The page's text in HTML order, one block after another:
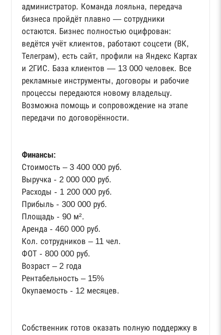
администратор. Команда лояльна, передача
бизнеса пройдёт плавно — сотрудники
остаются. Бизнес полностью оцифрован:
ведётся учёт клиентов, работают соцсети (ВК,
Телеграм), есть сайт, профили на Яндекс Картах
и 2ГИС. База клиентов — 13 000 человек. Все
рекламные инструменты, договоры и рабочие
процессы передаются новому владельцу.
Возможна помощь и сопровождение на этапе
передачи по договорённости.
Финансы:
Стоимость – 3 400 000 руб.
Выручка - 2 000 000 руб.
Расходы - 1 200 000 руб.
Прибыль - 300 000 руб.
Площадь - 90 м².
Аренда - 460 000 руб.
Кол. сотрудников – 11 чел.
ФОТ - 800 000 руб.
Возраст – 2 года
Рентабельность – 15%
Окупаемость - 12 месяцев.
Собственник готов оказать полную поддержку в